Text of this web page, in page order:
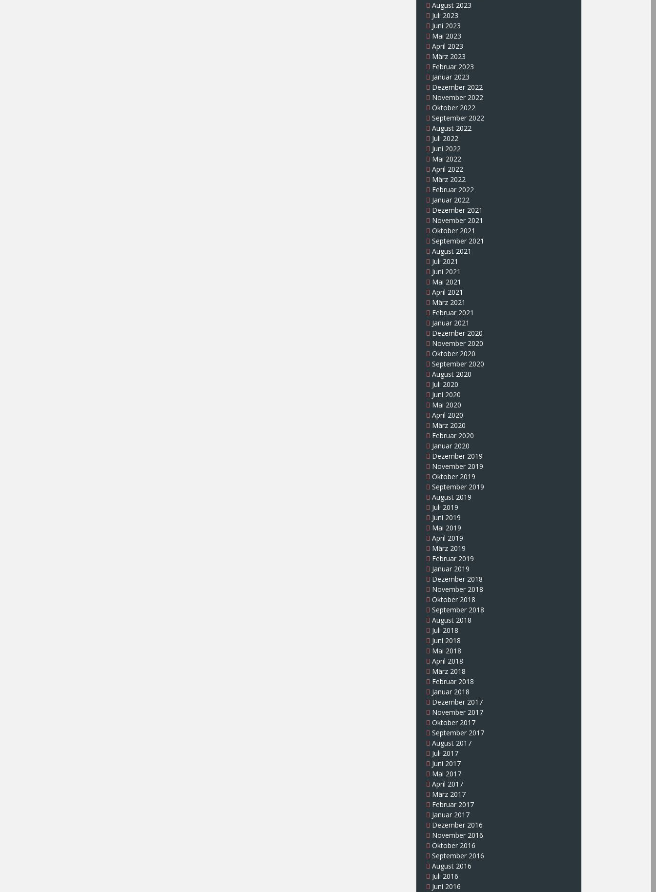
August 2023
Juli 2023
Juni 2023
Mai 2023
April 2023
März 2023
Februar 2023
Januar 2023
Dezember 2022
November 2022
Oktober 2022
September 2022
August 2022
Juli 2022
Juni 2022
Mai 2022
April 2022
März 2022
Februar 2022
Januar 2022
Dezember 2021
November 2021
Oktober 2021
September 2021
August 2021
Juli 2021
Juni 2021
Mai 2021
April 2021
März 2021
Februar 2021
Januar 2021
Dezember 2020
November 2020
Oktober 2020
September 2020
August 2020
Juli 2020
Juni 2020
Mai 2020
April 2020
März 2020
Februar 2020
Januar 2020
Dezember 2019
November 2019
Oktober 2019
September 2019
August 2019
Juli 2019
Juni 2019
Mai 2019
April 2019
März 2019
Februar 2019
Januar 2019
Dezember 2018
November 2018
Oktober 2018
September 2018
August 2018
Juli 2018
Juni 2018
Mai 2018
April 2018
März 2018
Februar 2018
Januar 2018
Dezember 2017
November 2017
Oktober 2017
September 2017
August 2017
Juli 2017
Juni 2017
Mai 2017
April 2017
März 2017
Februar 2017
Januar 2017
Dezember 2016
November 2016
Oktober 2016
September 2016
August 2016
Juli 2016
Juni 2016